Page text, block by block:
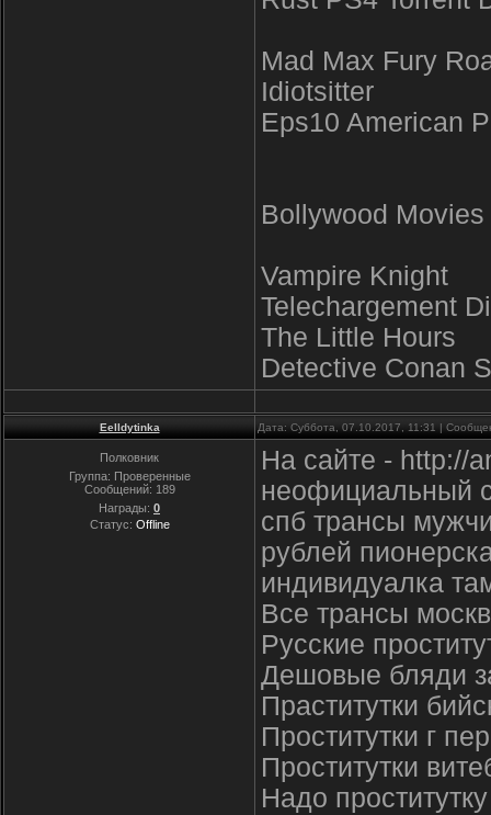
Mad Max Fury
Idiotsitter
Eps10 American
Bollywood Movies
Vampire Knight
Telechargement
The Little Hours
Detective Conan
Eelldytinka Дата: Суббота, 07.10.2017, 11:31 |
Полковник
Группа: Проверенные
Сообщений: 189
Награды: 0
Статус: Offline
На сайте - http://
неофициальный
спб трансы
рублей
индивидуалка
Все трансы
Русские
Дешовые бляди
Праститутки
Проститутки г
Проститутки
Надо проститутку